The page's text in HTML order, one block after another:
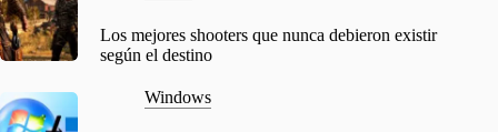
Los mejores shooters que nunca debieron existir
según el destino
Windows